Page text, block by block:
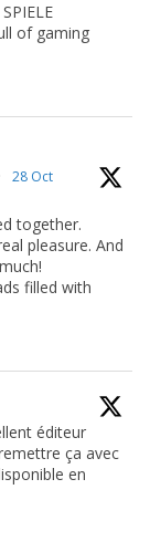
of gaming
28 Oct
together.
pleasure. And
filled with
éditeur
ça avec
en